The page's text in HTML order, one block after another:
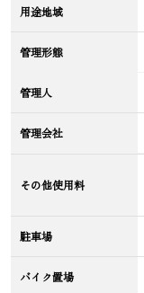
用途地域
管理形態
管理人
管理会社
その他使用料
駐車場
バイク置場